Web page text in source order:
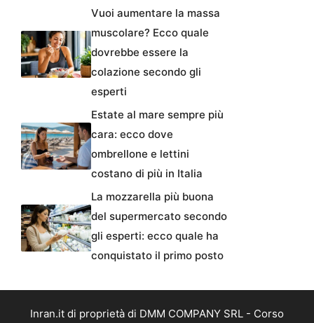
Vuoi aumentare la massa
muscolare? Ecco quale
dovrebbe essere la
colazione secondo gli
esperti
Estate al mare sempre più
cara: ecco dove
ombrellone e lettini
costano di più in Italia
La mozzarella più buona
del supermercato secondo
gli esperti: ecco quale ha
conquistato il primo posto
Inran.it di proprietà di DMM COMPANY SRL - Corso